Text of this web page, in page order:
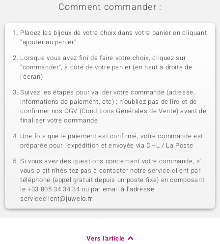
Comment commander :
Placez les bijoux de votre choix dans votre panier en cliquant
"ajouter au panier"
Lorsque vous avez fini de faire votre choix, cliquez sur
"commander", à côté de votre panier (en haut à droite de
l'écran)
Suivez les étapes pour valider votre commande (adresse,
informations de paiement, etc) ; n'oubliez pas de lire et de
confirmer nos CGV (Conditions Générales de Vente) avant de
finaliser votre commande
Une fois que le paiement est confirmé, votre commande est
préparée pour l'expédition et envoyée via DHL / La Poste
Si vous avez des questions concernant votre commande, s'il
vous plaît n'hésitez pas à contacter notre service client par
téléphone (appel gratuit depuis un poste fixe) en composant
le +33 805 34 34 34 ou par email à l'adresse
serviceclient@juwelo.fr
Vers l'article